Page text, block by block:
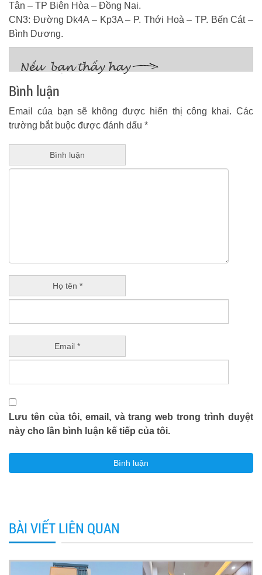
Tân – TP Biên Hòa – Đồng Nai.
CN3: Đường Dk4A – Kp3A – P. Thới Hoà – TP. Bến Cát –
Bình Dương.
Bình luận
Email của bạn sẽ không được hiển thị công khai. Các
trường bắt buộc được đánh dấu *
Bình luận
Họ tên *
Email *
Lưu tên của tôi, email, và trang web trong trình duyệt
này cho lần bình luận kế tiếp của tôi.
BÀI VIẾT LIÊN QUAN